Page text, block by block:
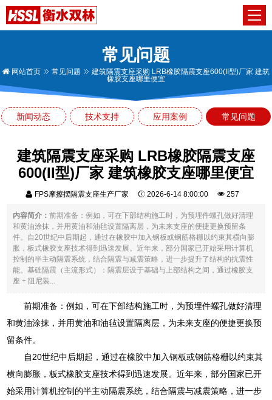
常见问题
网站首页 常见问题
建筑隔震支座采购 LRB橡胶隔震支座600(II型)厂家 建筑
橡胶支座哪里便宜
新闻动态 技术支持 应用案例 常见问题
建筑隔震支座采购 LRB橡胶隔震支座
600(II型)厂家 建筑橡胶支座哪里便宜
FPS摩擦摆隔震支座生产厂家 2026-6-14 8:00:00 257
内容简介：前期准备：例如，可在下部结构施工时，为预埋件螺孔做好清理
和黄油涂抹，并用黄油和油毡设置隔离层，为未来支座的便捷更换预留条
件。自20世纪中后期起，通过在橡胶中加入钢板或钢筋格栅以约束其横向膨
胀，板式橡胶支座技术得到迅速发展。近年来，部分国家已开始采用计算机
控制的半主动隔震系统，结合隔震与减震策略，进一步提升了结构的抗震性
能。基础隔震（主流形式）：隔震层设于基础与上部结构之间，通过橡胶支
座 + 阻尼装...
前期准备：例如，可在下部结构施工时，为预埋件螺孔做好清理
和黄油涂抹，并用黄油和油毡设置隔离层，为未来支座的便捷更换预
留条件。
自20世纪中后期起，通过在橡胶中加入钢板或钢筋格栅以约束其
横向膨胀，板式橡胶支座技术得到迅速发展。近年来，部分国家已开
始采用计算机控制的半主动隔震系统，结合隔震与减震策略，进一步